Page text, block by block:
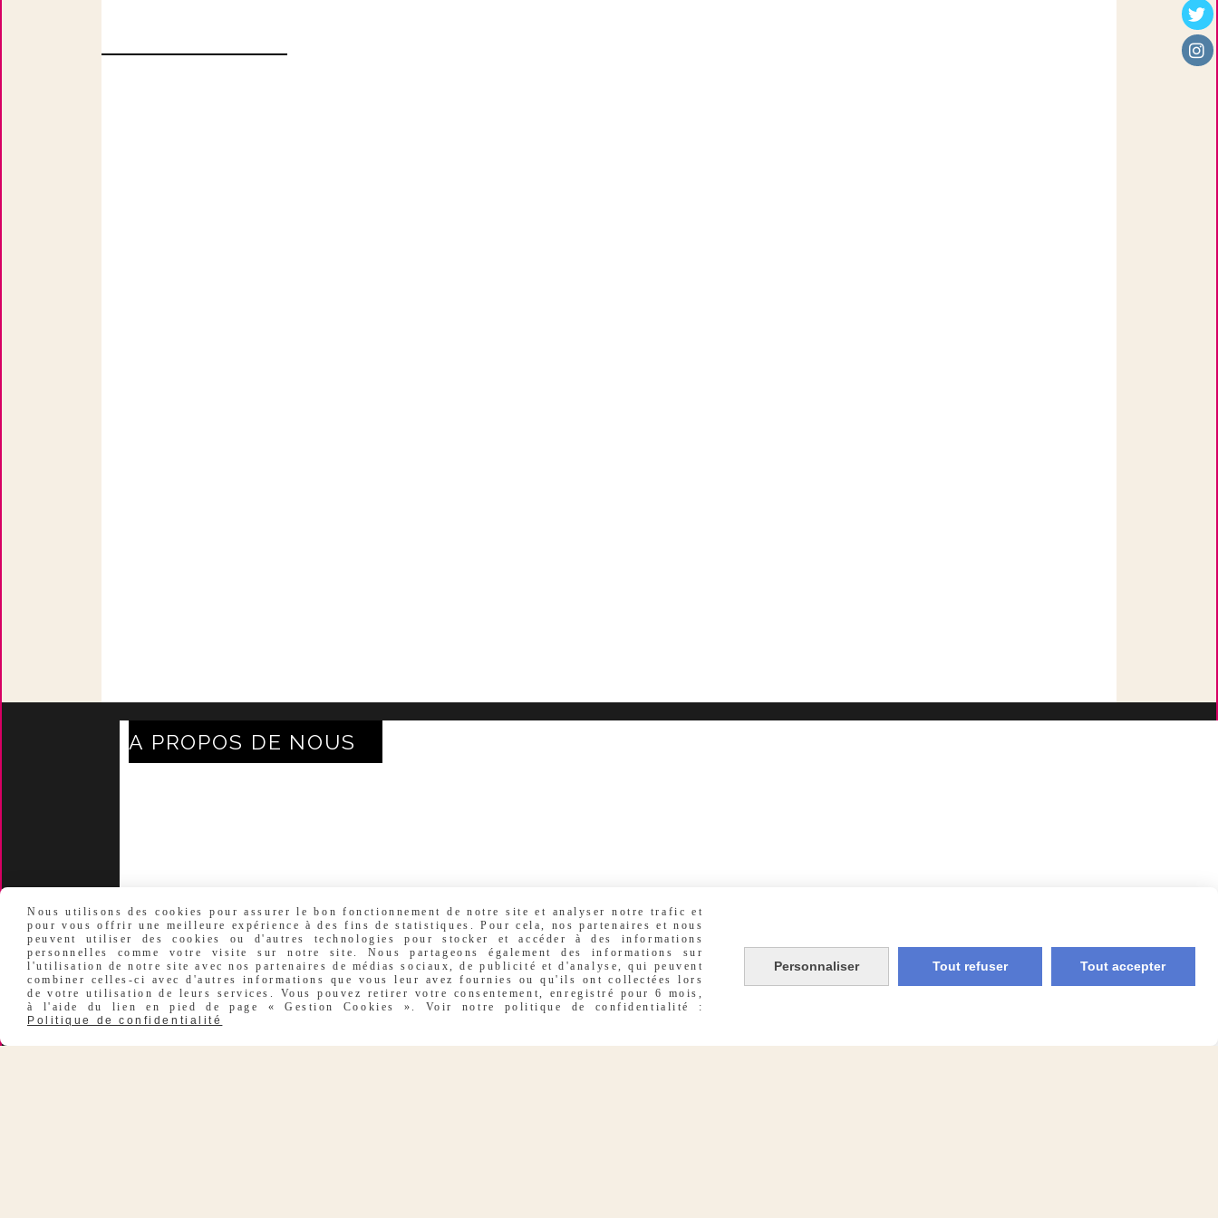
A PROPOS DE NOUS
Délais Et Frais De Livraison
Conditions Générales De
VenTes
Nos marques-Nos
certificats
Moyens de
paieme
Conseils et
Nous utilisons des cookies pour assurer le bon fonctionnement de notre site et analyser notre trafic et
pour vous offrir une meilleure expérience à des fins de statistiques. Pour cela, nos partenaires et nous
peuvent utiliser des cookies ou d'autres technologies pour stocker et accéder à des informations
personnelles comme votre visite sur notre site. Nous partageons également des informations sur
l'utilisation de notre site avec nos partenaires de médias sociaux, de publicité et d'analyse, qui peuvent
combiner celles-ci avec d'autres informations que vous leur avez fournies ou qu'ils ont collectées lors
de votre utilisation de leurs services. Vous pouvez retirer votre consentement, enregistré pour 6 mois,
à l'aide du lien en pied de page « Gestion Cookies ». Voir notre politique de confidentialité :
Politique de confidentialité
Personnaliser Tout refuser Tout accepter